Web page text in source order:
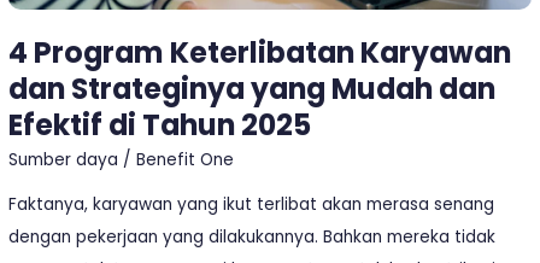
4 Program Keterlibatan Karyawan
dan Strateginya yang Mudah dan
Efektif di Tahun 2025
Sumber daya /Benefit One
Faktanya, karyawan yang ikut terlibat akan merasa senang
dengan pekerjaan yang dilakukannya. Bahkan mereka tidak
2025